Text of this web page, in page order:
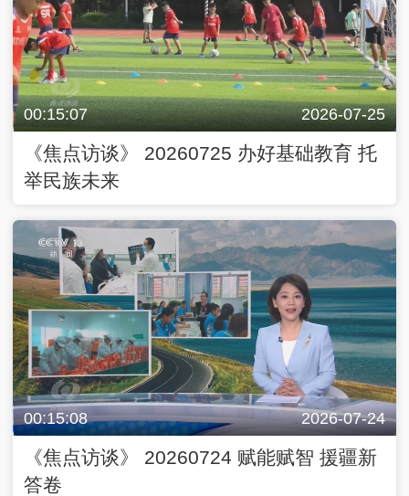
00:15:07 2026-07-25
《焦点访谈》 20260725 办好基础教育 托
举民族未来
00:15:08 2026-07-24
《焦点访谈》 20260724 赋能赋智 援疆新
答卷